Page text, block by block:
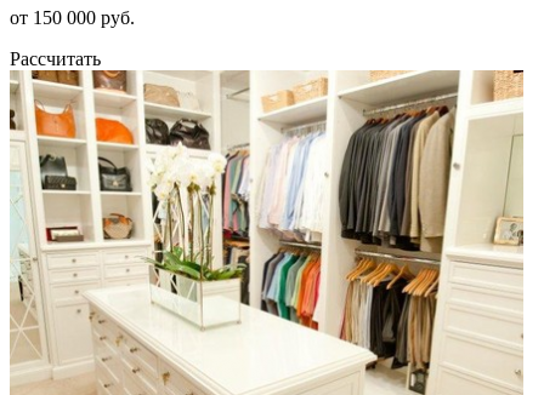
от 150 000 руб.
Рассчитать